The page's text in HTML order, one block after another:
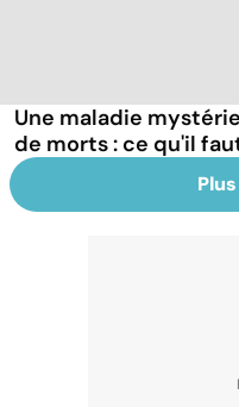
Une maladie
de morts : ce qu'il